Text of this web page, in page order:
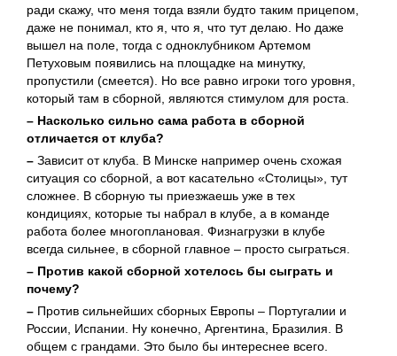
ради скажу, что меня тогда взяли будто таким прицепом,
даже не понимал, кто я, что я, что тут делаю. Но даже
вышел на поле, тогда с одноклубником Артемом
Петуховым появились на площадке на минутку,
пропустили (смеется). Но все равно игроки того уровня,
который там в сборной, являются стимулом для роста.
– Насколько сильно сама работа в сборной
отличается от клуба?
– Зависит от клуба. В Минске например очень схожая
ситуация со сборной, а вот касательно «Столицы», тут
сложнее. В сборную ты приезжаешь уже в тех
кондициях, которые ты набрал в клубе, а в команде
работа более многоплановая. Физнагрузки в клубе
всегда сильнее, в сборной главное – просто сыграться.
– Против какой сборной хотелось бы сыграть и
почему?
– Против сильнейших сборных Европы – Португалии и
России, Испании. Ну конечно, Аргентина, Бразилия. В
общем с грандами. Это было бы интереснее всего.